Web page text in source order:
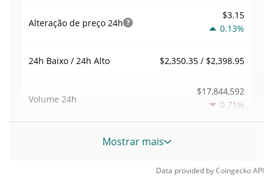
Alteração de preço 24h
$3.15
0.13%
24h Baixo / 24h Alto $2,350.35 / $2,398.95
Volume 24h
$17,844,592
0.71%
Volume / Limite deMostrar mais
Data provided byCoingeckoAPI